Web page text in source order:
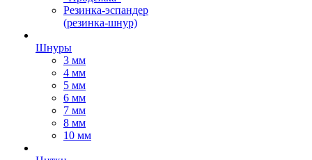
Резинка-эспандер
(резинка-шнур)
Шнуры
3 мм
4 мм
5 мм
6 мм
7 мм
8 мм
10 мм